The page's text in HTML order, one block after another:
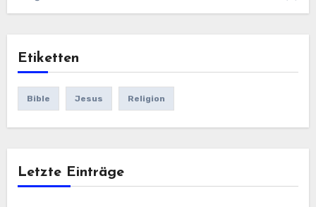
Etiketten
Bible Jesus Religion
Letzte Einträge